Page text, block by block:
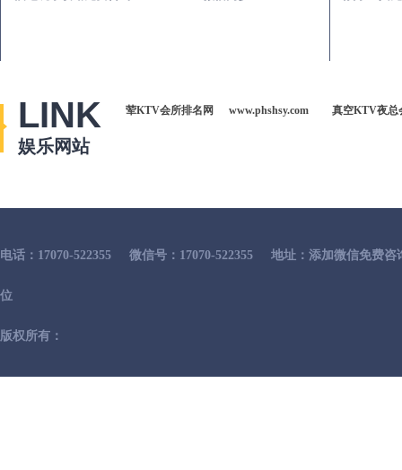
LINK
娱乐网站
荤KTV会所排名网 www.phshsy.com 真空KTV夜总
电话：17070-522355 微信号：17070-522355 地址：添加微信免费咨
位
版权所有：